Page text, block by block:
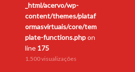
_html/acervo/wp-
content/themes/plataf
ormasvirtuais/core/tem
plate-functions.phpon
line 175
1.500 visualizações